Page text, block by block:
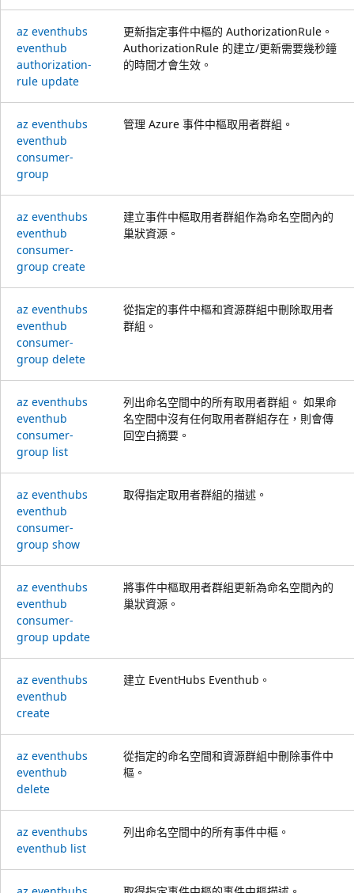
az eventhubs
eventhub
authorization-
rule update
更新指定事件中樞的 AuthorizationRule。
AuthorizationRule 的建立/更新需要幾秒鐘
的時間才會生效。
az eventhubs
eventhub
consumer-
group
管理 Azure 事件中樞取用者群組。
az eventhubs
eventhub
consumer-
group create
建立事件中樞取用者群組作為命名空間內的
巢狀資源。
az eventhubs
eventhub
consumer-
group delete
從指定的事件中樞和資源群組中刪除取用者
群組。
az eventhubs
eventhub
consumer-
group list
列出命名空間中的所有取用者群組。 如果命
名空間中沒有任何取用者群組存在，則會傳
回空白摘要。
az eventhubs
eventhub
consumer-
group show
取得指定取用者群組的描述。
az eventhubs
eventhub
consumer-
group update
將事件中樞取用者群組更新為命名空間內的
巢狀資源。
az eventhubs
eventhub
create
建立 EventHubs Eventhub。
az eventhubs
eventhub
delete
從指定的命名空間和資源群組中刪除事件中
樞。
az eventhubs
eventhub list
列出命名空間中的所有事件中樞。